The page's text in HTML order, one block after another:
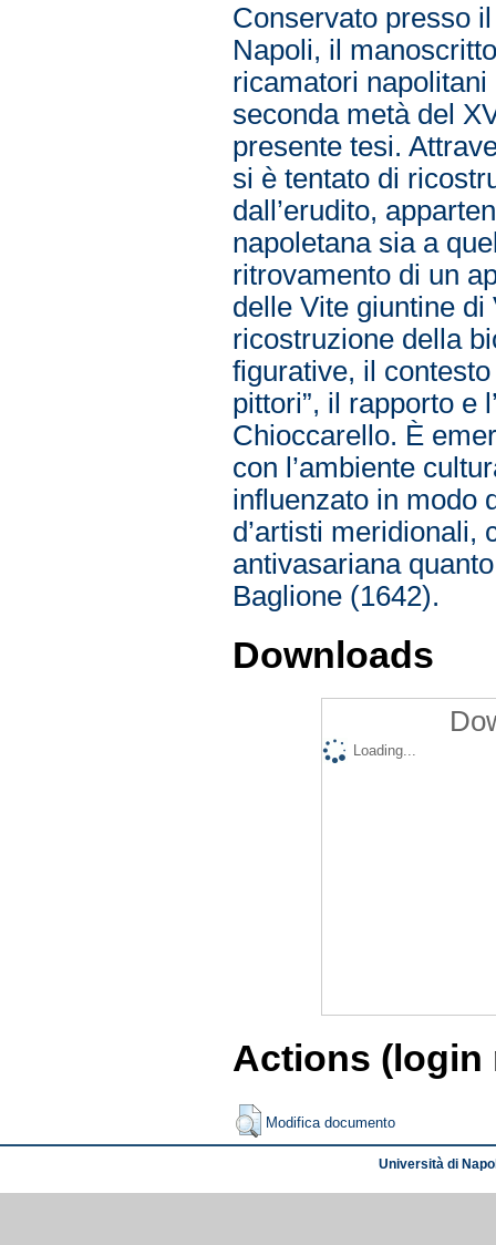
Conservato presso
Napoli, il
ricamatori
seconda metà del
presente tesi.
si è tentato di
dall’erudito,
napoletana sia a
ritrovamento di un
delle Vite giuntine
ricostruzione della
figurative, il
pittori”, il rapporto e
Chioccarello. È
con l’ambiente
influenzato in modo
d’artisti meridionali,
antivasariana
Baglione (1642).
Downloads
Loading...
Actions (login
Modifica documento
Università di